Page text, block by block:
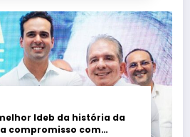
Ideb da história da
compromisso com